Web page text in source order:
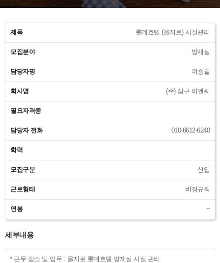
제목 롯데호텔 (을지로) 시설관리
모집분야 방재실
담당자명 위승철
회사명 (주) 삼구 이엔씨
필요자격증
담당자 전화 010-6612-6240
학력
모집구분 신입
근로형태 비정규직
연봉 ~
세부내용
* 근무 장소 및 업무 : 을지로 롯데호텔 방재실 시설 관리